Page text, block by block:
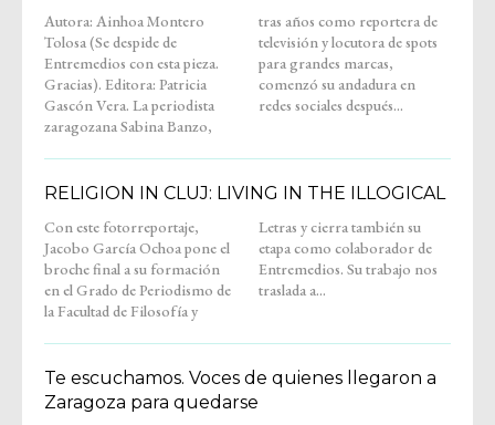
Autora: Ainhoa Montero
Tolosa (Se despide de
Entremedios con esta pieza.
Gracias). Editora: Patricia
Gascón Vera. La periodista
zaragozana Sabina Banzo,
tras años como reportera de
televisión y locutora de spots
para grandes marcas,
comenzó su andadura en
redes sociales después...
RELIGION IN CLUJ: LIVING IN THE ILLOGICAL
Con este fotorreportaje,
Jacobo García Ochoa pone el
broche final a su formación
en el Grado de Periodismo de
la Facultad de Filosofía y
Letras y cierra también su
etapa como colaborador de
Entremedios. Su trabajo nos
traslada a...
Te escuchamos. Voces de quienes llegaron a
Zaragoza para quedarse